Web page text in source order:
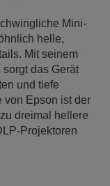
Mini-
helle,
Mit seinem
das Gerät
und tiefe
von Epson ist der
dreimal hellere
Projektoren